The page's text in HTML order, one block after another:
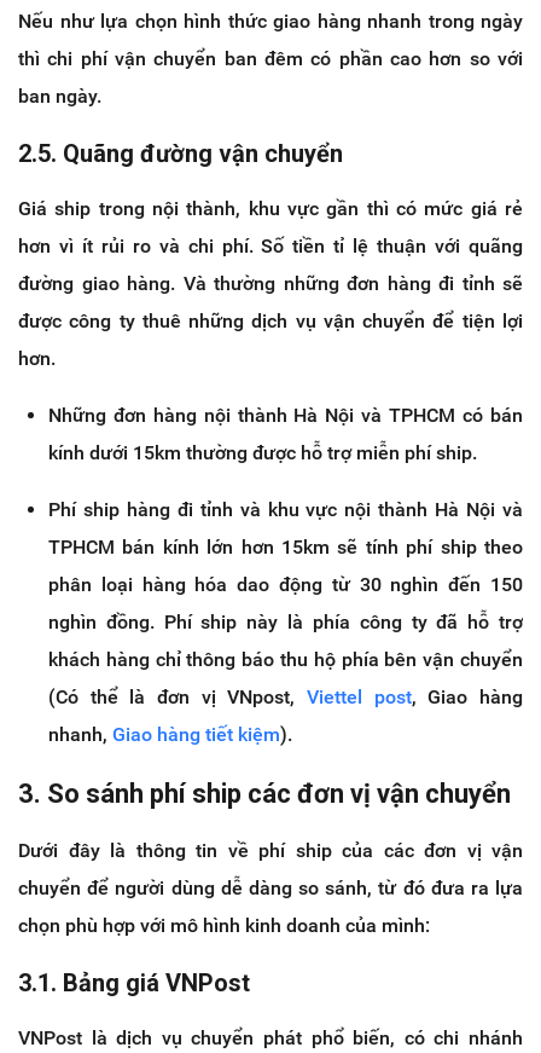
Nếu như lựa chọn hình thức giao hàng nhanh trong ngày
thì chi phí vận chuyển ban đêm có phần cao hơn so với
ban ngày.
2.5. Quãng đường vận chuyển
Giá ship trong nội thành, khu vực gần thì có mức giá rẻ
hơn vì ít rủi ro và chi phí. Số tiền tỉ lệ thuận với quãng
đường giao hàng. Và thường những đơn hàng đi tỉnh sẽ
được công ty thuê những dịch vụ vận chuyển để tiện lợi
hơn.
Những đơn hàng nội thành Hà Nội và TPHCM có bán
kính dưới 15km thường được hỗ trợ miễn phí ship.
Phí ship hàng đi tỉnh và khu vực nội thành Hà Nội và
TPHCM bán kính lớn hơn 15km sẽ tính phí ship theo
phân loại hàng hóa dao động từ 30 nghìn đến 150
nghìn đồng. Phí ship này là phía công ty đã hỗ trợ
khách hàng chỉ thông báo thu hộ phía bên vận chuyển
(Có thể là đơn vị VNpost, Viettel post, Giao hàng
nhanh, Giao hàng tiết kiệm).
3. So sánh phí ship các đơn vị vận chuyển
Dưới đây là thông tin về phí ship của các đơn vị vận
chuyển để người dùng dễ dàng so sánh, từ đó đưa ra lựa
chọn phù hợp với mô hình kinh doanh của mình:
3.1. Bảng giá VNPost
VNPost là dịch vụ chuyển phát phổ biến, có chi nhánh